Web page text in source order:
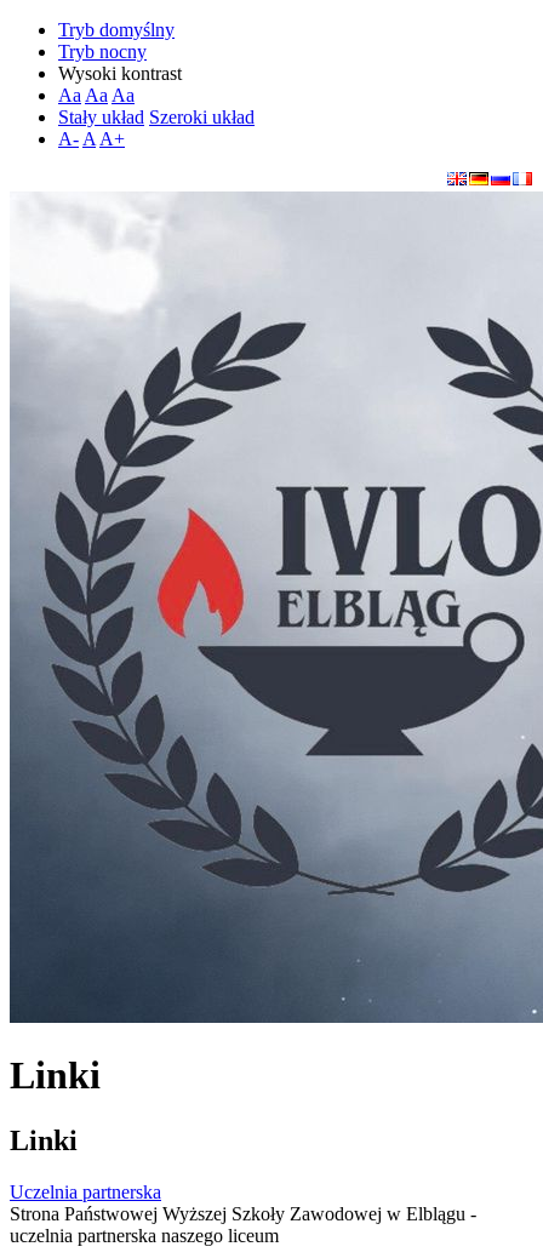
Tryb domyślny
Tryb nocny
Wysoki kontrast
Aa Aa Aa
Stały układ Szeroki układ
A- A A+
Linki
Linki
Uczelnia partnerska
Strona Państwowej Wyższej Szkoły Zawodowej w Elblągu -
uczelnia partnerska naszego liceum